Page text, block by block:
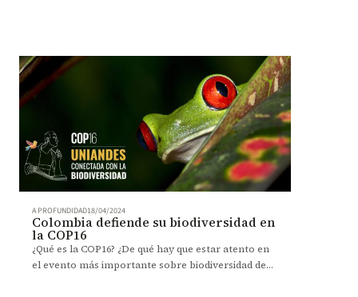
A PROFUNDIDAD18/04/2024
Colombia defiende su biodiversidad en
la COP16
¿Qué es la COP16? ¿De qué hay que estar atento en
el evento más importante sobre biodiversidad de